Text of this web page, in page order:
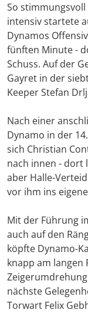
So stimmungsvoll
intensiv startete
Dynamos
fünften Minute -
Schuss. Auf der
Gayret in der
Keeper Stefan
Nach einer
Dynamo in der
sich Christian
nach innen - dort
aber Halle-
vor ihm ins
Mit der Führung
auch auf den
köpfte Dynamo-
knapp am
nächste
Torwart Felix